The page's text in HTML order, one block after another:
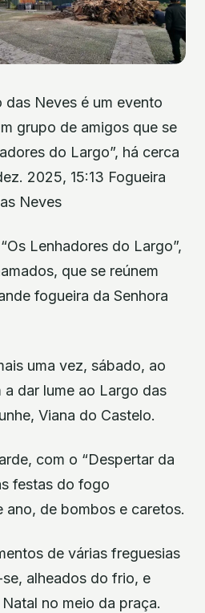
Neves é um evento
grupo de amigos que se
do Largo”, há cerca
2025, 15:13 Fogueira
Neves
Lenhadores do Largo”,
que se reúnem
fogueira da Senhora
uma vez, sábado, ao
dar lume ao Largo das
Viana do Castelo.
com o “Despertar da
festas do fogo
ano, de bombos e caretos.
de várias freguesias
alheados do frio, e
no meio da praça.